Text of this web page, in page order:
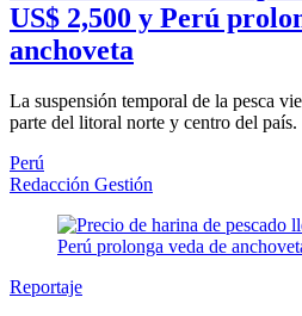
US$ 2,500 y Perú
anchoveta
La suspensión temporal de la pesca
parte del litoral norte y centro del país.
Perú
Redacción Gestión
Reportaje